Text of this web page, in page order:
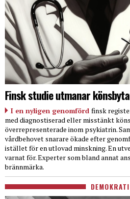
Finsk studie utmanar
I en nyligen genomförd finsk
med diagnostiserad eller misstänkt
överrepresenterade inom psykiatrin.
vårdbehovet snarare ökade efter
istället för en utlovad minskning. En
varnat för. Experter som bland annat
brännmärka.
DEMOKRATI